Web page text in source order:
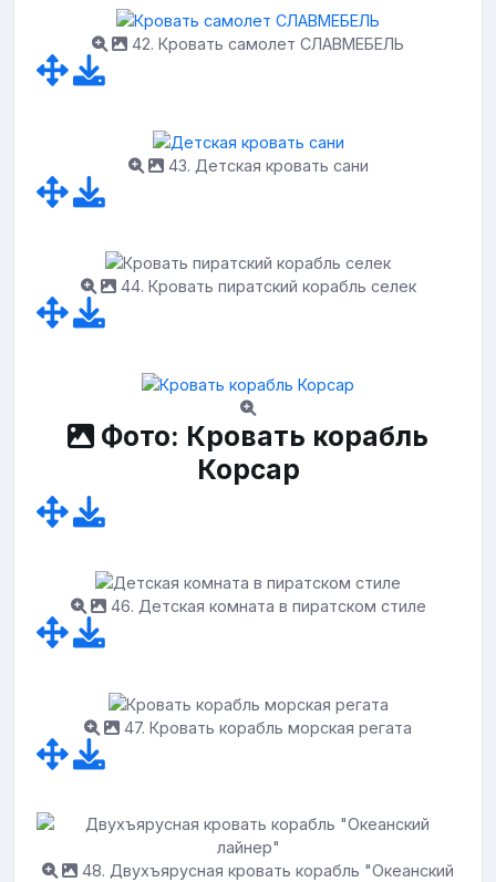
42. Кровать самолет СЛАВМЕБЕЛЬ
43. Детская кровать сани
44. Кровать пиратский корабль селек
Фото: Кровать корабль
Корсар
46. Детская комната в пиратском стиле
47. Кровать корабль морская регата
48. Двухъярусная кровать корабль "Океанский